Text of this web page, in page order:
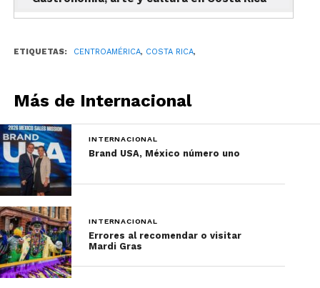
más populares de Costa Rica, como el Manuel
Antonio, cierran algunos días de la semana. Así
investigar antes y desperdiciar un día de viaje.
No considerar los costos
de transporte
ETIQUETAS: CENTROAMÉRICA, COSTA RICA,
Más de Internacional
INTERNACIONAL
Brand USA, México número uno
INTERNACIONAL
Errores al recomendar o visitar
Mardi Gras